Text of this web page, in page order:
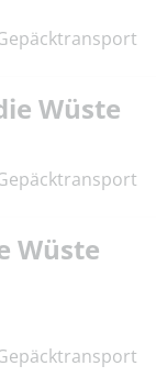
Wüste
Wüste